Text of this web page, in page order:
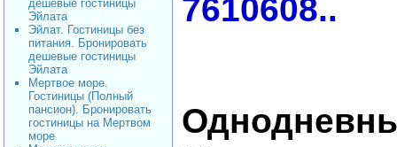
дешевые гостиницы
Эйлата
Эйлат. Гостиницы без
питания. Бронировать
дешевые гостиницы
Эйлата
Мертвое море.
Гостиницы (Полный
пансион). Бронировать
гостиницы на Мертвом
море
7610608..